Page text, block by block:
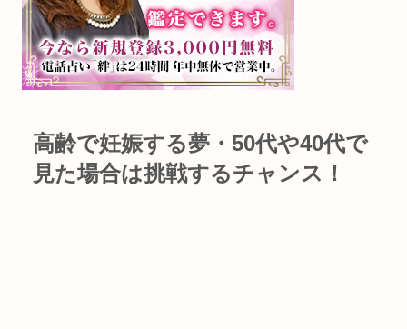
高齢で妊娠する夢・50代や40代で
見た場合は挑戦するチャンス！